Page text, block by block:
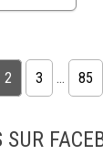
2 3 … 85